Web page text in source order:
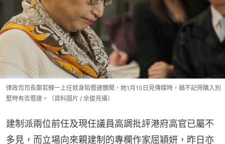
律政司司長鄭若驊一上任就身陷僭建醜聞，她1月10日見傳媒時，稱不記得購入別
墅時有否僭建。（資料圖片 / 余俊亮攝）
建制派兩位前任及現任議員高調批評港府高官已屬不
多見，而立場向來親建制的專欄作家屈穎妍，昨日亦